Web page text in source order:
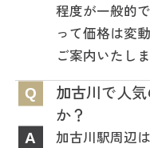
程度が一般的
って価格は変
ご案内いたしま
Q
加古川で人
か？
A
加古川駅周辺